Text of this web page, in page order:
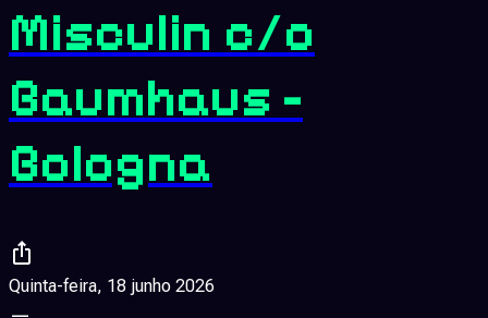
Misculin c/o
Baumhaus -
Bologna
Quinta-feira, 18 junho 2026